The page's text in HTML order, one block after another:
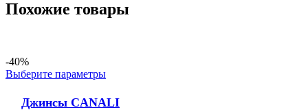
Похожие товары
-40%
Выберите параметры
Джинсы CANALI